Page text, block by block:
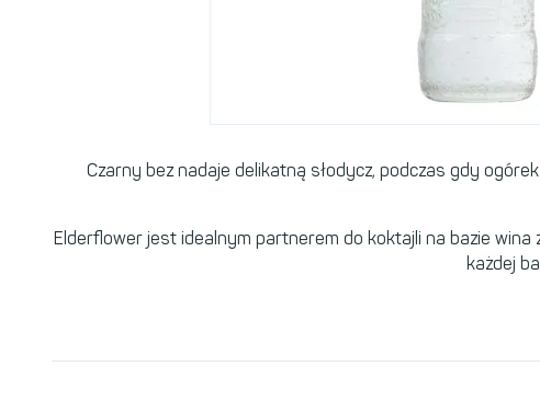
Czarny bez nadaje delikatną słodycz, podczas gdy
Elderflower jest idealnym partnerem do koktajli na bazie
każdej